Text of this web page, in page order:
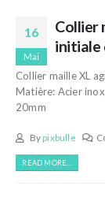
16
Mai
Collier
initiale
Collier maille XL
Matière: Acier
20mm
Bypixbulle
READ MORE...